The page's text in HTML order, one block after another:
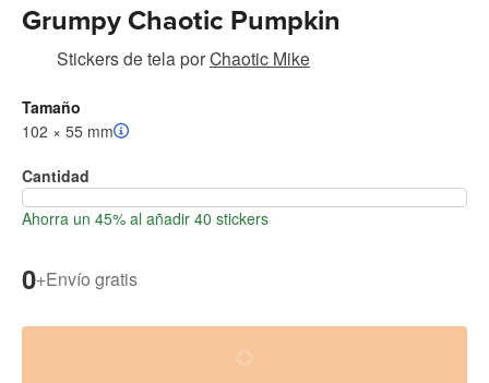
Grumpy Chaotic Pumpkin
Stickers de tela porChaotic Mike
Tamaño
102 × 55 mm
Cantidad
Ahorra un 45% al añadir 40 stickers
0+Envío gratis